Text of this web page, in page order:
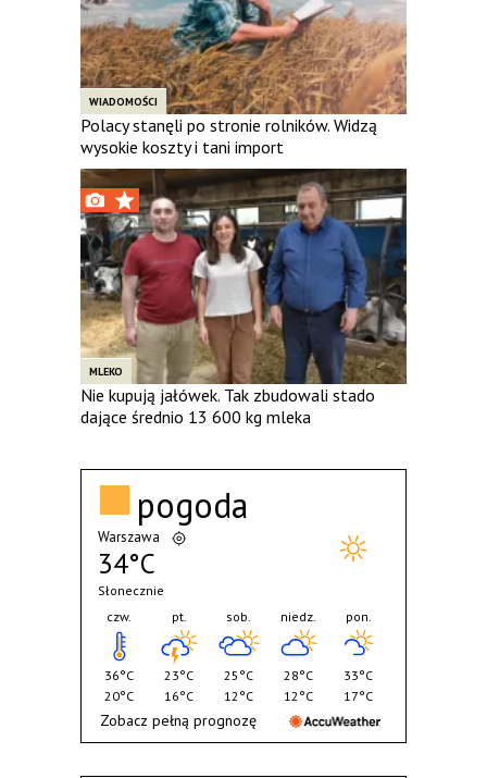
WIADOMOŚCI
Polacy stanęli po stronie rolników. Widzą
wysokie koszty i tani import
MLEKO
Nie kupują jałówek. Tak zbudowali stado
dające średnio 13 600 kg mleka
pogoda
Warszawa
34°C
Słonecznie
czw.
36°C
20°C
pt.
23°C
16°C
sob.
25°C
12°C
niedz.
28°C
12°C
pon.
33°C
17°C
Zobacz pełną prognozę